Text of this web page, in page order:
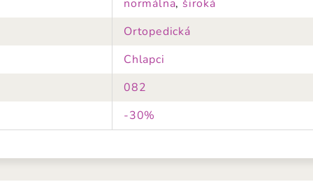
normálna, široká
Ortopedická
Chlapci
082
-30%